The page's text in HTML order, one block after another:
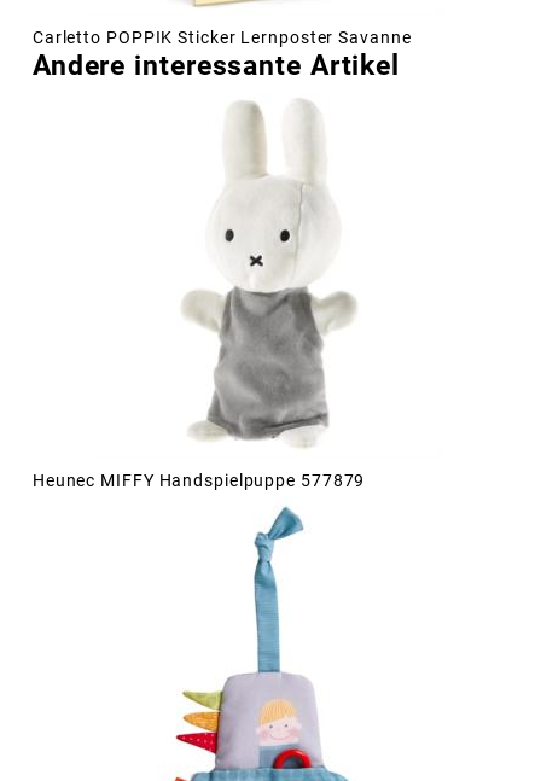
Carletto POPPIK Sticker Lernposter Savanne
Andere interessante Artikel
Heunec MIFFY Handspielpuppe 577879